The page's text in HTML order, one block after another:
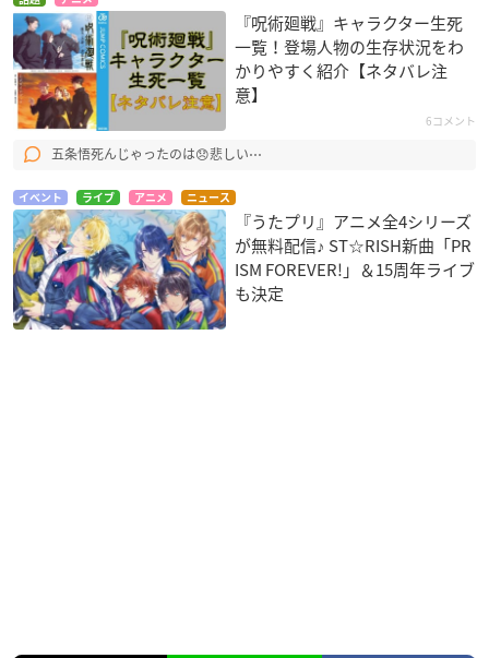
『呪術廻戦』キャラクター生死
一覧！登場人物の生存状況をわ
かりやすく紹介【ネタバレ注
意】
6コメント
五条悟死んじゃったのは😞悲しい⋯
イベント ライブ アニメ ニュース
『うたプリ』アニメ全4シリーズ
が無料配信♪ ST☆RISH新曲「PR
ISM FOREVER!」＆15周年ライブ
も決定